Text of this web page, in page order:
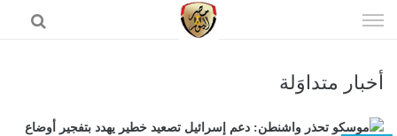
الى
أخبار متداوَلة